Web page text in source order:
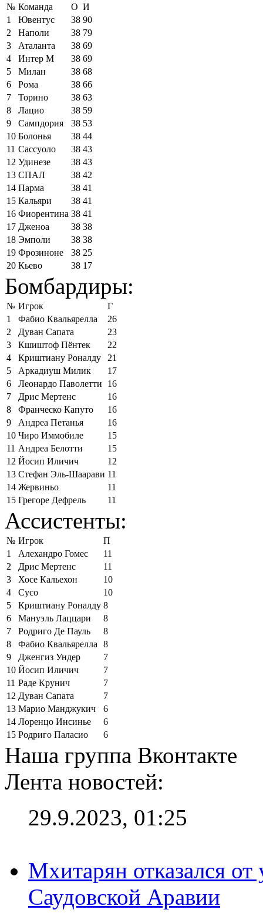
№ Команда О И
1
Ювентус 38 90
2
Наполи 38 79
3
Аталанта 38 69
4
Интер М 38 69
5
Милан 38 68
6
Рома 38 66
7
Торино 38 63
8
Лацио 38 59
9
Сампдория 38 53
10 Болонья 38 44
11 Сассуоло 38 43
12 Удинезе 38 43
13 СПАЛ 38 42
14 Парма 38 41
15 Кальяри 38 41
16 Фиорентина 38 41
17 Дженоа 38 38
18 Эмполи 38 38
19 Фрозиноне 38 25
20 Кьево 38 17
Бомбардиры:
№ Игрок
Г
1
Фабио Квальярелла
26
2
Дуван Сапата
23
3
Кшиштоф Пёнтек
22
4
Криштиану Роналду
21
5
Аркадиуш Милик
17
6
Леонардо Паволетти
16
7
Дрис Мертенс
16
8
Франческо Капуто
16
9
Андреа Петанья
16
10 Чиро Иммобиле
15
11 Андреа Белотти
15
12 Йосип Иличич
12
13 Стефан Эль-Шаарави 11
14 Жервиньо
11
15 Грегоре Дефрель 11
Ассистенты:
№ Игрок
П
1
Алехандро Гомес
11
2
Дрис Мертенс
11
3
Хосе Кальехон
10
4
Сусо
10
5
Криштиану Роналду 8
6
Мануэль Лаццари
8
7
Родриго Де Пауль
8
8
Фабио Квальярелла
8
9
Дженгиз Ундер
7
10 Йосип Иличич
7
11 Раде Крунич
7
12 Дуван Сапата
7
13 Марио Манджукич
6
14 Лоренцо Инсинье
6
15 Родриго Паласио 6
Наша группа Вконтакте
Лента новостей:
29.9.2023, 01:25
Мхитарян отказался от
Саудовской Аравии